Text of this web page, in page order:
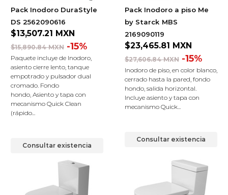
Pack Inodoro DuraStyle
DS 2562090616
$13,507.21 MXN
$15,890.84 MXN -15%
Paquete incluye de Inodoro,
asiento cierre lento, tanque
empotrado y pulsador dual
cromado. Fondo
hondo, Asiento y tapa con
mecanismo Quick Clean
(rápido...
Consultar existencia
Pack Inodoro a piso Me
by Starck MBS
2169090119
$23,465.81 MXN
$27,606.84 MXN -15%
Inodoro de piso, en color blanco,
cerrado hasta la pared, fondo
hondo, salida horizontal.
Incluye asiento y tapa con
mecanismo Quick...
Consultar existencia